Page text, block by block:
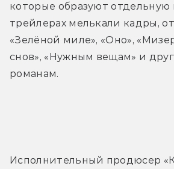
которые образуют отдельную
трейлерах мелькали кадры,
«Зелёной миле», «Оно»,
снов», «Нужным вещам» и
романам.
Исполнительный продюсер